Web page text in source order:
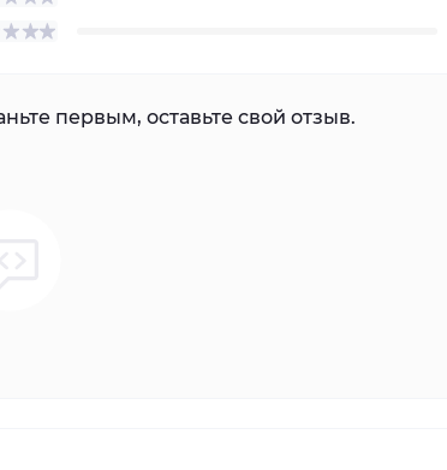
первым, оставьте свой отзыв.